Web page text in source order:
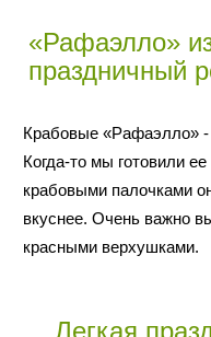
«Рафаэлло»
праздничный
Крабовые «Рафаэлло» -
Когда-то мы готовили
крабовыми палочками
вкуснее. Очень важно
красными верхушками.
Легкая